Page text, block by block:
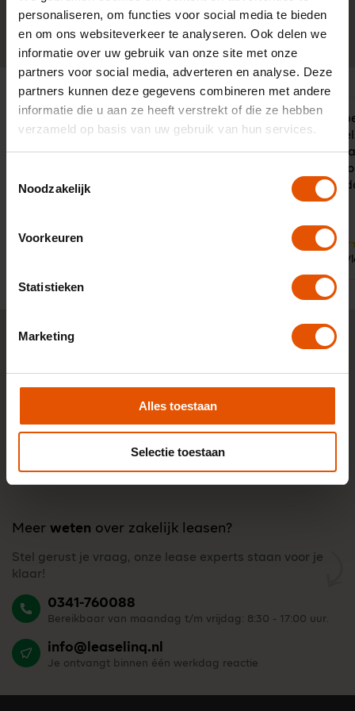
personaliseren, om functies voor social media te bieden
en om ons websiteverkeer te analyseren. Ook delen we
informatie over uw gebruik van onze site met onze
partners voor social media, adverteren en analyse. Deze
partners kunnen deze gegevens combineren met andere
informatie die u aan ze heeft verstrekt of die ze hebben
verzameld op basis van uw gebruik van hun services.
Noodzakelijk
Voorkeuren
Statistieken
Marketing
Alles toestaan
Selectie toestaan
0341-760088 Neem contact op
Mooie auto voor een scherpe prijs,
onder goede voorwaarden.
Deskundige adviseur.
Vanaf het
goed
contact
geleverd
van zaken
10 Dhr.
Meer weten over zakelijk leasen?
Stel gerust je vraag, onze lease experts staan voor je
klaar!
0341-760088
Bereikbaar van maandag t/m vrijdag: 8:30 - 17:00 uur.
info@leaselinq.nl
Je ontvangt binnen één werkdag reactie